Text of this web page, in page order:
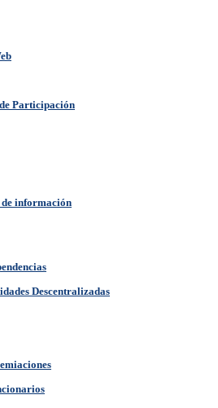
Participación
información
Descentralizadas